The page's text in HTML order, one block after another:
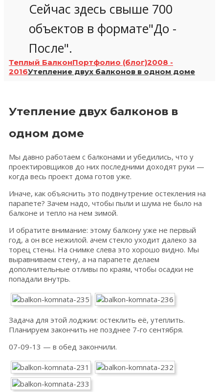
Сейчас здесь свыше 700
объектов в формате"До -
После".
Теплый БалконПортфолио (блог)2008 -
2016Утепление двух балконов в одном доме
Утепление двух балконов в
одном доме
Мы давно работаем с балконами и убедились, что у
проектировщиков до них последними доходят руки —
когда весь проект дома готов уже.
Иначе, как объяснить это подвнутрение остекления на
парапете? Зачем надо, чтобы пыли и шума не было на
балконе и тепло на нем зимой.
И обратите внимание: этому балкону уже не первый
год, а он все нежилой. ачем стекло уходит далеко за
торец стены. На снимке слева это хорошо видно. Мы
выравниваем стену, а на парапете делаем
дополнительные отливы по краям, чтобы осадки не
попадали внутрь.
Задача для этой лоджии: остеклить её, утеплить.
Планируем закончить не позднее 7-го сентября.
07-09-13 — в обед закончили.